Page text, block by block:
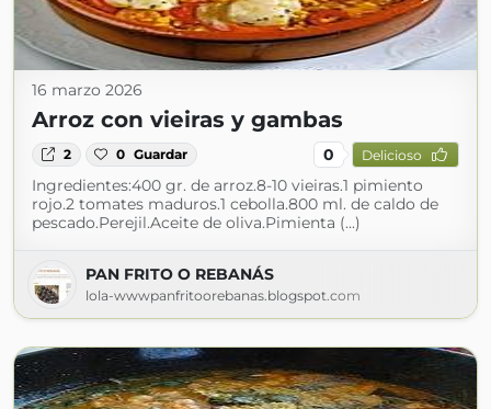
16 marzo 2026
Arroz con vieiras y gambas
2 0 Guardar 0 Delicioso
Ingredientes:400 gr. de arroz.8-10 vieiras.1 pimiento
rojo.2 tomates maduros.1 cebolla.800 ml. de caldo de
pescado.Perejil.Aceite de oliva.Pimienta (...)
PAN FRITO O REBANÁS
lola-wwwpanfritoorebanas.blogspot.com